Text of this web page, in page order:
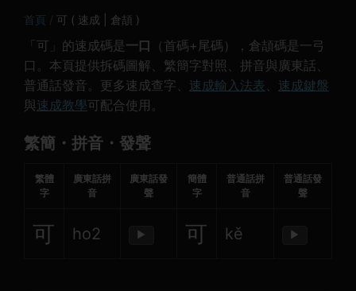
首頁 可 ( 速成 | 倉頡 )
「可」的速成碼是 一口 （首碼+尾碼），倉頡碼是一弓
口。本頁提供拆碼圖解、繁簡字對照、拼音與廣東話、
普通話發音。更多速成查字、 速成輸入法表、 速成鍵盤
與速成教學可配合使用。
繁簡・拼音・發聲
繁體
字
廣東話拼
音
廣東話發
聲
簡體
字
普通話拼
音
普通話發
聲
可 ho2 ▶ 可 kě ▶